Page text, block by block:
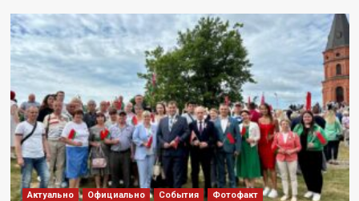
Актуально Официально События Фотофакт